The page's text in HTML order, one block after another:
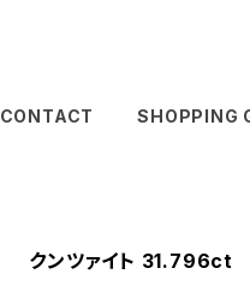
CONTACT SHOPPING
クンツァイト 31.796ct